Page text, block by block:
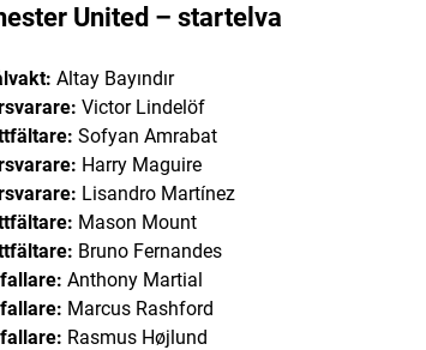
United – startelva
Altay Bayındır
Victor Lindelöf
Sofyan Amrabat
Harry Maguire
Lisandro Martínez
Mason Mount
Bruno Fernandes
Anthony Martial
Marcus Rashford
Rasmus Højlund